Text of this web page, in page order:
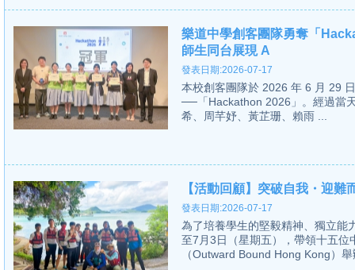
樂道中學創客團隊勇奪「
師生同台展現 A
發表日期:2026-07-17
本校創客團隊於 2026 年 6 月 29
──「Hackathon 2026」。經過當
希、周芊妤、黃芷珊、賴雨 ...
【活動回顧】突破自我・迎
發表日期:2026-07-17
為了培養學生的堅毅精神、獨立能
至7月3日（星期五），帶領十五
（Outward Bound Hong Kong）